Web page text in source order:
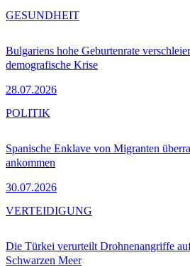
Bulgariens hohe Geburtenrate
demografische Krise
28.07.2026
GESUNDHEIT
Spanische Enklave von Migranten
ankommen
30.07.2026
POLITIK
Die Türkei verurteilt Drohnenangriffe
Schwarzen Meer
VERTEIDIGUNG